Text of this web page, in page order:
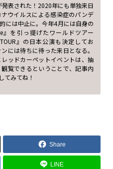
表された！2020年にも単独来日
ウイルスによる感染症のパンデ
には中止に。今年4月には自身の
』を引っ提げたワールドツアー
TOUR』の日本公演も決定してお
には待ちに待った来日となる。
ッドカーペットイベントは、抽
覧できるということで、記事内
てみてね！
Share
LINE